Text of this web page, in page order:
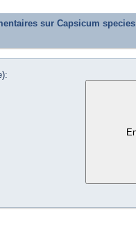
sur Capsicum species